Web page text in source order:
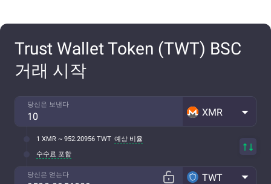
Trust Wallet Token (TWT) BSC
거래 시작
당신은 보낸다
XMR
1 XMR ~ 952.20956 TWT 예상 비율
수수료 포함
당신은 얻는다 TWT